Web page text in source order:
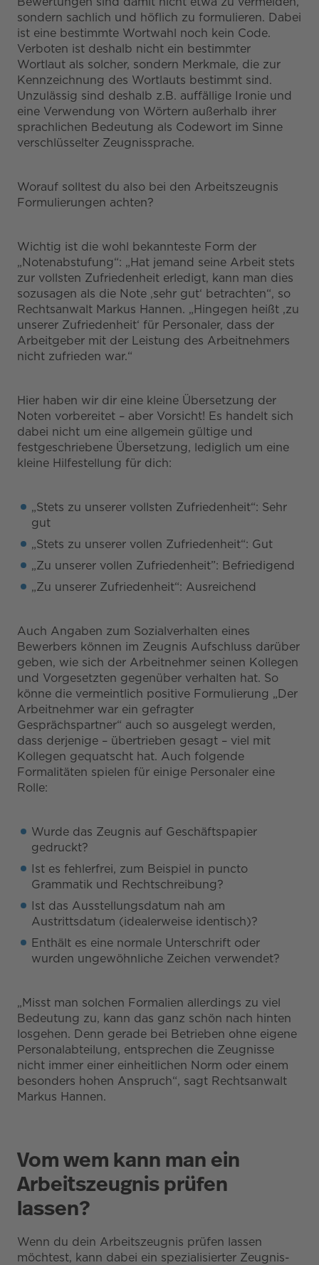
sondern sachlich und höflich zu formulieren. Dabei
ist eine bestimmte Wortwahl noch kein Code.
Verboten ist deshalb nicht ein bestimmter
Wortlaut als solcher, sondern Merkmale, die zur
Kennzeichnung des Wortlauts bestimmt sind.
Unzulässig sind deshalb z.B. auffällige Ironie und
eine Verwendung von Wörtern außerhalb ihrer
sprachlichen Bedeutung als Codewort im Sinne
verschlüsselter Zeugnissprache.
Worauf solltest du also bei den Arbeitszeugnis
Formulierungen achten?
Wichtig ist die wohl bekannteste Form der
„Notenabstufung“: „Hat jemand seine Arbeit stets
zur vollsten Zufriedenheit erledigt, kann man dies
sozusagen als die Note ‚sehr gut‘ betrachten“, so
Rechtsanwalt Markus Hannen. „Hingegen heißt ‚zu
unserer Zufriedenheit‘ für Personaler, dass der
Arbeitgeber mit der Leistung des Arbeitnehmers
nicht zufrieden war.“
Hier haben wir dir eine kleine Übersetzung der
Noten vorbereitet – aber Vorsicht! Es handelt sich
dabei nicht um eine allgemein gültige und
festgeschriebene Übersetzung, lediglich um eine
kleine Hilfestellung für dich:
„Stets zu unserer vollsten Zufriedenheit“: Sehr
gut
„Stets zu unserer vollen Zufriedenheit“: Gut
„Zu unserer vollen Zufriedenheit”: Befriedigend
„Zu unserer Zufriedenheit“: Ausreichend
Auch Angaben zum Sozialverhalten eines
Bewerbers können im Zeugnis Aufschluss darüber
geben, wie sich der Arbeitnehmer seinen Kollegen
und Vorgesetzten gegenüber verhalten hat. So
könne die vermeintlich positive Formulierung „Der
Arbeitnehmer war ein gefragter
Gesprächspartner“ auch so ausgelegt werden,
dass derjenige – übertrieben gesagt – viel mit
Kollegen gequatscht hat. Auch folgende
Formalitäten spielen für einige Personaler eine
Rolle:
Wurde das Zeugnis auf Geschäftspapier
gedruckt?
Ist es fehlerfrei, zum Beispiel in puncto
Grammatik und Rechtschreibung?
Ist das Ausstellungsdatum nah am
Austrittsdatum (idealerweise identisch)?
Enthält es eine normale Unterschrift oder
wurden ungewöhnliche Zeichen verwendet?
„Misst man solchen Formalien allerdings zu viel
Bedeutung zu, kann das ganz schön nach hinten
losgehen. Denn gerade bei Betrieben ohne eigene
Personalabteilung, entsprechen die Zeugnisse
nicht immer einer einheitlichen Norm oder einem
besonders hohen Anspruch“, sagt Rechtsanwalt
Markus Hannen.
Vom wem kann man ein
Arbeitszeugnis prüfen
lassen?
Wenn du dein Arbeitszeugnis prüfen lassen
möchtest, kann dabei ein spezialisierter Zeugnis-